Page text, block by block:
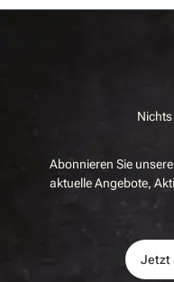
Abonnieren Sie
aktuelle Angebote,
Jetzt